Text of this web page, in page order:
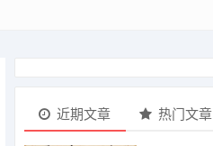
近期文章 热门文章